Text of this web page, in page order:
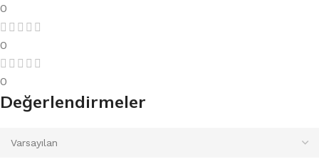
0
0
0
Değerlendirmeler